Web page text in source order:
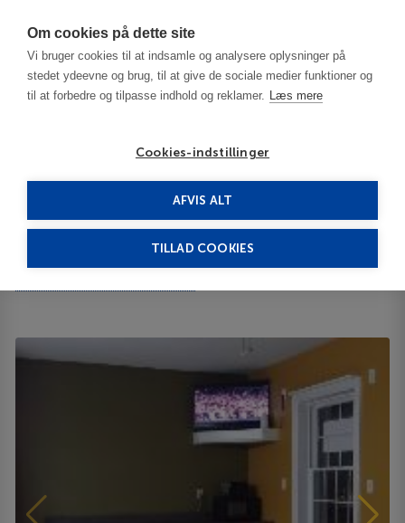
Om cookies på dette site
Vi bruger cookies til at indsamle og analysere oplysninger på
stedet ydeevne og brug, til at give de sociale medier funktioner og
til at forbedre og tilpasse indhold og reklamer. Læs mere
Cookies-indstillinger
AFVIS ALT
TILLAD COOKIES
Bardstown - KY Old Bardstown Inn 3***
Old Bardstown Inn